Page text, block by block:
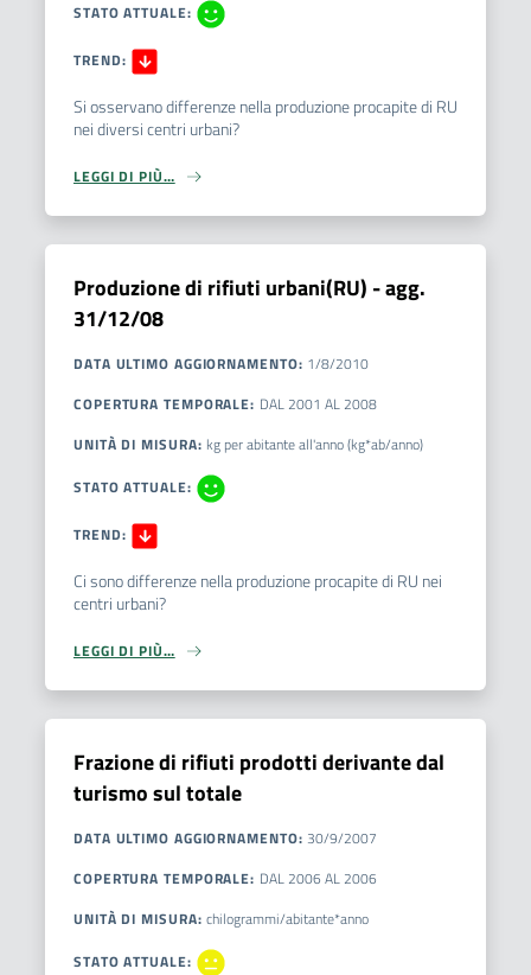
STATO ATTUALE:
TREND:
Si osservano differenze nella produzione procapite di RU
nei diversi centri urbani?
LEGGI DI PIÙ…
Produzione di rifiuti urbani(RU) - agg.
31/12/08
DATA ULTIMO AGGIORNAMENTO: 1/8/2010
COPERTURA TEMPORALE: DAL 2001 AL 2008
UNITÀ DI MISURA: kg per abitante all'anno (kg*ab/anno)
STATO ATTUALE:
TREND:
Ci sono differenze nella produzione procapite di RU nei
centri urbani?
LEGGI DI PIÙ…
Frazione di rifiuti prodotti derivante dal
turismo sul totale
DATA ULTIMO AGGIORNAMENTO: 30/9/2007
COPERTURA TEMPORALE: DAL 2006 AL 2006
UNITÀ DI MISURA: chilogrammi/abitante*anno
STATO ATTUALE: